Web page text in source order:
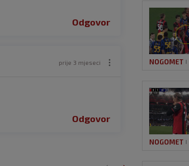
Odgovor
prije 3 mjeseci
Odgovor
NOGOMET
NOGOMET